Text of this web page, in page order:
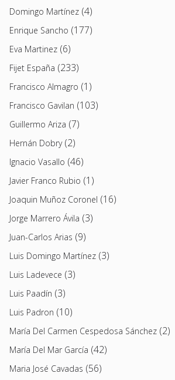
Domingo Martínez (4)
Enrique Sancho (177)
Eva Martinez (6)
Fijet España (233)
Francisco Almagro (1)
Francisco Gavilan (103)
Guillermo Ariza (7)
Hernán Dobry(2)
Ignacio Vasallo (46)
Javier Franco Rubio (1)
Joaquin Muñoz Coronel (16)
Jorge Marrero Ávila (3)
Juan-Carlos Arias (9)
Luis Domingo Martínez (3)
Luis Ladevece (3)
Luis Paadín (3)
Luis Padron (10)
María Del Carmen Cespedosa Sánchez (2)
María Del Mar García (42)
Maria José Cavadas (56)